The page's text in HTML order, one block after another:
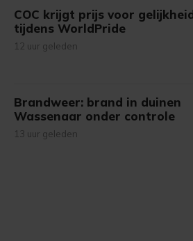
COC krijgt prijs voor
tijdens WorldPride
12 uur geleden
Brandweer: brand in duinen
Wassenaar onder controle
13 uur geleden